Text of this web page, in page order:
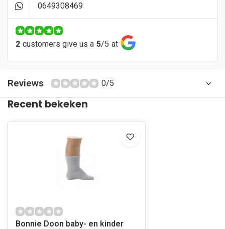
0649308469
2 customers give us a 5/5 at
Reviews 0/5
Recent bekeken
Bonnie Doon baby- en kinder